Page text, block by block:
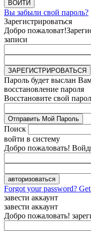
Вы забыли свой пароль?
Зарегистрироваться
Добро пожаловат!
записи
Пароль будет выслан
восстановление пароля
Восстановите свой
Поиск
войти в систему
Добро пожаловать!
Forgot your password?
завести аккаунт
завести аккаунт
Добро пожаловать!